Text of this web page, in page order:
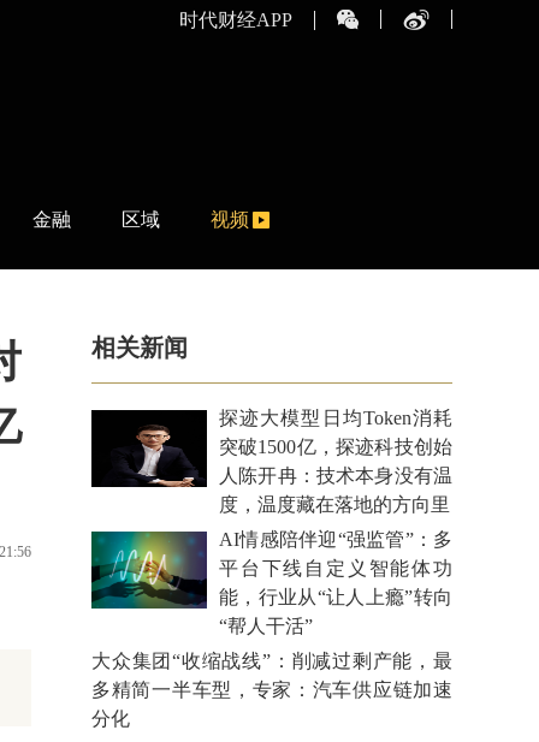
时代财经APP
金融 区域 视频
相关新闻
探迹大模型日均Token消耗
突破1500亿，探迹科技创始
人陈开冉：技术本身没有温
度，温度藏在落地的方向里
AI情感陪伴迎“强监管”：多
平台下线自定义智能体功
能，行业从“让人上瘾”转向
“帮人干活”
大众集团“收缩战线”：削减过剩产能，最
多精简一半车型，专家：汽车供应链加速
分化